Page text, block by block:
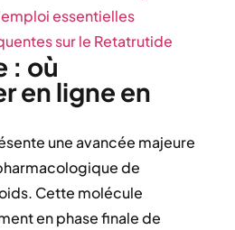
essentielles
sur le Retatrutide
: où
en ligne en
une avancée majeure
de
Cette molécule
en phase finale de